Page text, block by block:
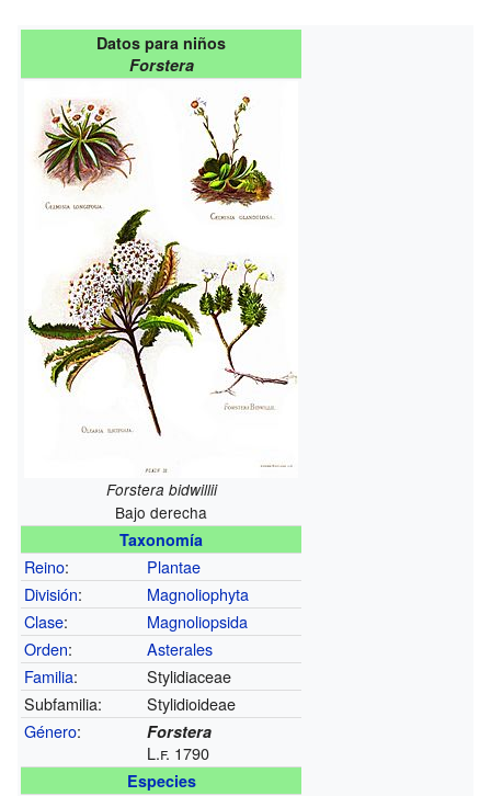
Datos para niños
Forstera
Forstera bidwillii
Bajo derecha
Taxonomía
Reino:
Plantae
División:
Magnoliophyta
Clase:
Magnoliopsida
Orden:
Asterales
Familia:
Stylidiaceae
Subfamilia:
Stylidioideae
Género: Forstera
L.f. 1790
Especies